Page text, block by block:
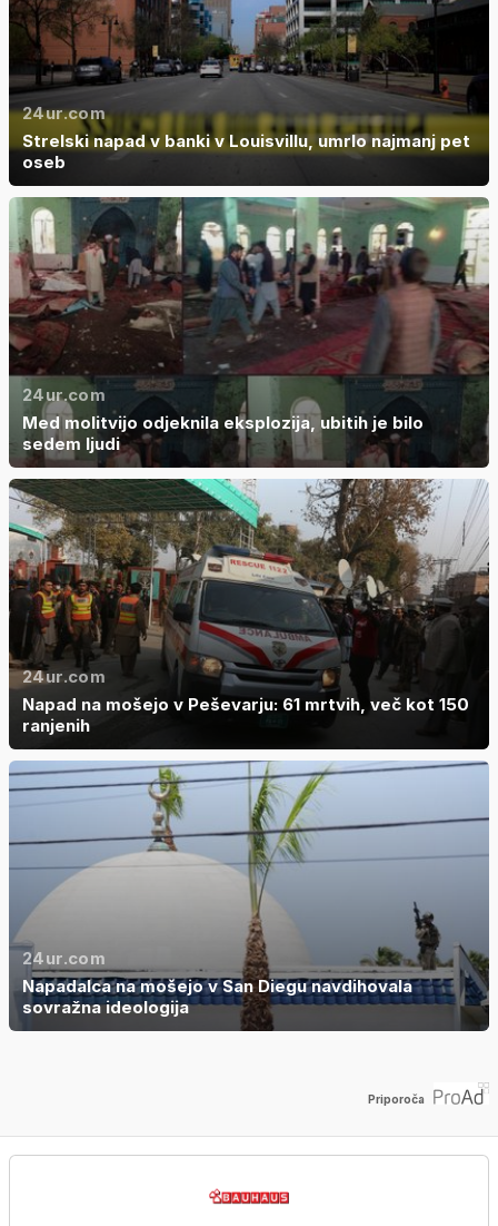
24ur.com
Strelski napad v banki v Louisvillu, umrlo najmanj pet
oseb
24ur.com
Med molitvijo odjeknila eksplozija, ubitih je bilo
sedem ljudi
24ur.com
Napad na mošejo v Peševarju: 61 mrtvih, več kot 150
ranjenih
24ur.com
Napadalca na mošejo v San Diegu navdihovala
sovražna ideologija
Priporoča